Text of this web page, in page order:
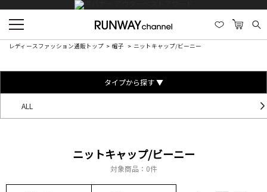
レディースファッション通販トップ 帽子 ニットキャップ/ビーニー
タイプから探す ▼
ALL
ニットキャップ/ビーニー
対象商品： 0件